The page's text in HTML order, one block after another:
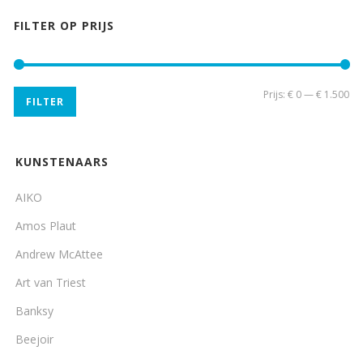
FILTER OP PRIJS
FILTER
Prijs: € 0—€ 1.500
KUNSTENAARS
AIKO
Amos Plaut
Andrew McAttee
Art van Triest
Banksy
Beejoir